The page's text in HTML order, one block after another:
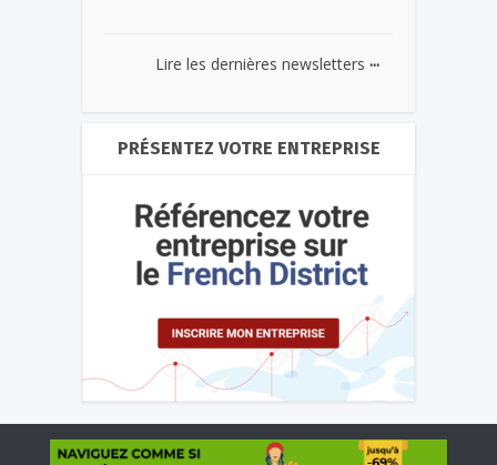
Lire les dernières newsletters ...
PRÉSENTEZ VOTRE ENTREPRISE